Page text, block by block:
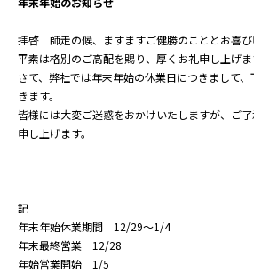
拝啓 師走の候、ますますご健勝のこととお喜び
平素は格別のご高配を賜り、厚くお礼申し上げま
さて、弊社では年末年始の休業日につきまして
きます。
皆様には大変ご迷惑をおかけいたしますが、ご
申し上げます。
記
年末年始休業期間 12/29～1/4
年末最終営業 12/28
年始営業開始 1/5